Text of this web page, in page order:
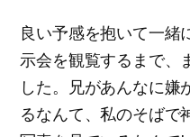
良い予感を抱いて一緒
示会を観覧するまで、
した。兄があんなに嫌
るなんて、私のそばで